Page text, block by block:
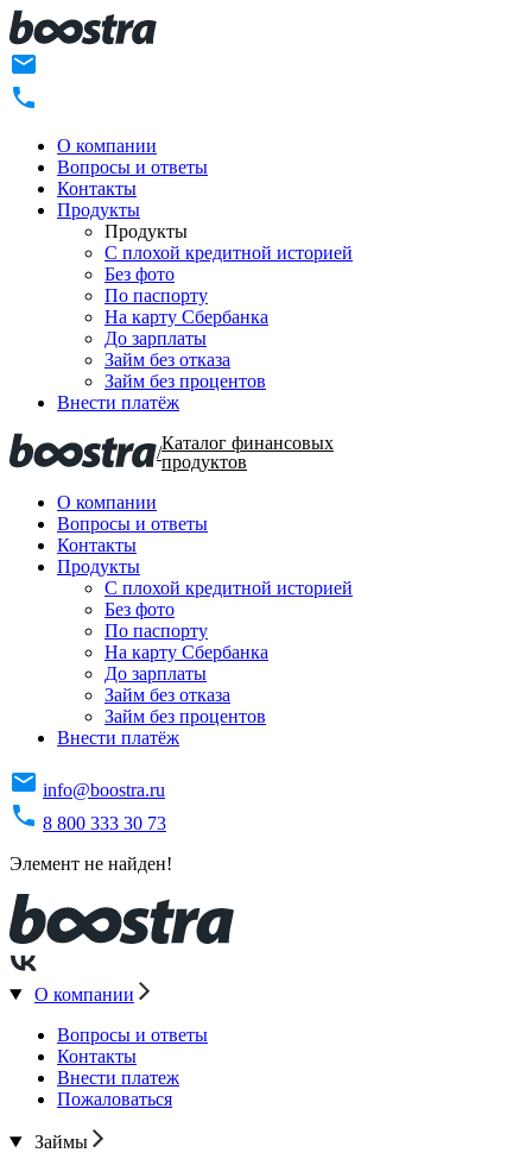
О компании
Вопросы и ответы
Контакты
Продукты
Продукты
C плохой кредитной историей
Без фото
По паспорту
На карту Сбербанка
До зарплаты
Займ без отказа
Займ без процентов
Внести платёж
/Каталог финансовых
продуктов
О компании
Вопросы и ответы
Контакты
Продукты
C плохой кредитной историей
Без фото
По паспорту
На карту Сбербанка
До зарплаты
Займ без отказа
Займ без процентов
Внести платёж
info@boostra.ru
8 800 333 30 73
Элемент не найден!
О компании
Вопросы и ответы
Контакты
Внести платеж
Пожаловаться
Займы